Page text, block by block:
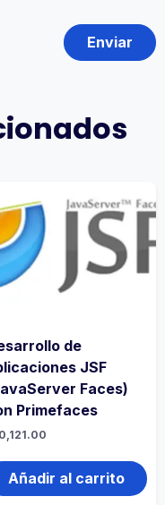
de
JSF
Faces)
Primefaces
Añadir al carrito